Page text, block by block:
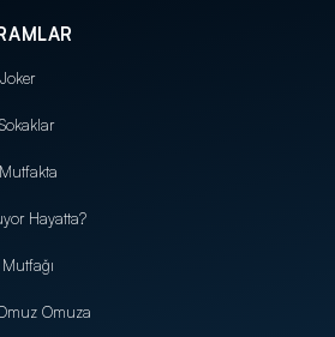
Hayatta?
Omuza